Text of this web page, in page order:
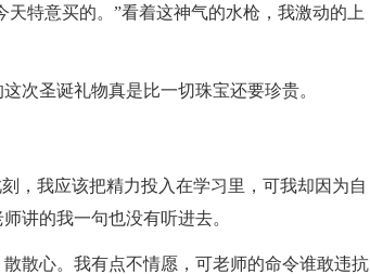
特意买的。”看着这神气的水枪，我激动的上
次圣诞礼物真是比一切珠宝还要珍贵。
，我应该把精力投入在学习里，可我却因为自
讲的我一句也没有听进去。
散心。我有点不情愿，可老师的命令谁敢违抗